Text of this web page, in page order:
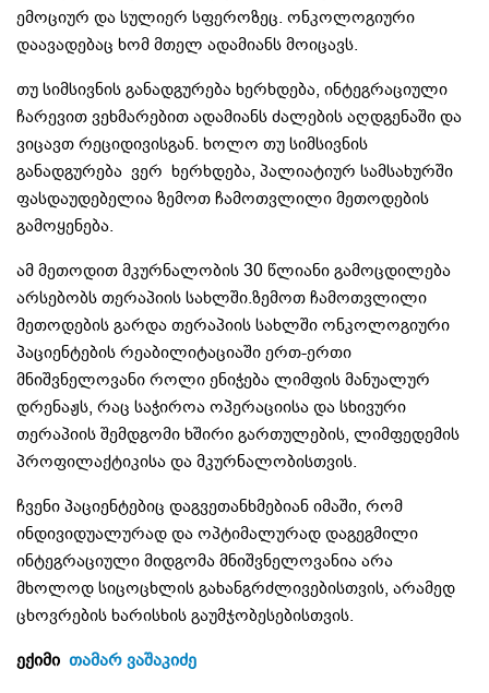
ემოციურ და სულიერ სფეროზეც. ონკოლოგიური
დაავადებაც ხომ მთელ ადამიანს მოიცავს.
თუ სიმსივნის განადგურება ხერხდება, ინტეგრაციული
ჩარევით ვეხმარებით ადამიანს ძალების აღდგენაში და
ვიცავთ რეციდივისგან. ხოლო თუ სიმსივნის
განადგურება ვერ ხერხდება, პალიატიურ სამსახურში
ფასდაუდებელია ზემოთ ჩამოთვლილი მეთოდების
გამოყენება.
ამ მეთოდით მკურნალობის 30 წლიანი გამოცდილება
არსებობს თერაპიის სახლში.ზემოთ ჩამოთვლილი
მეთოდების გარდა თერაპიის სახლში ონკოლოგიური
პაციენტების რეაბილიტაციაში ერთ-ერთი
მნიშვნელოვანი როლი ენიჭება ლიმფის მანუალურ
დრენაჟს, რაც საჭიროა ოპერაციისა და სხივური
თერაპიის შემდგომი ხშირი გართულების, ლიმფედემის
პროფილაქტიკისა და მკურნალობისთვის.
ჩვენი პაციენტებიც დაგვეთანხმებიან იმაში, რომ
ინდივიდუალურად და ოპტიმალურად დაგეგმილი
ინტეგრაციული მიდგომა მნიშვნელოვანია არა
მხოლოდ სიცოცხლის გახანგრძლივებისთვის, არამედ
ცხოვრების ხარისხის გაუმჯობესებისთვის.
ექიმი თამარ ვაშაკიძე